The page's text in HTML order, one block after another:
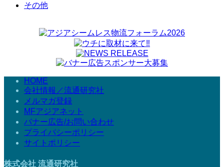
その他
HOME
会社情報／流通研究社
メルマガ登録
MFアジアネット
バナー広告/お問い合わせ
プライバシーポリシー
サイトポリシー
株式会社 流通研究社